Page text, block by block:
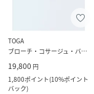
TOGA
ブローチ・コサージュ・バッジ
19,800 円
1,800ポイント(10%ポイント
バック)